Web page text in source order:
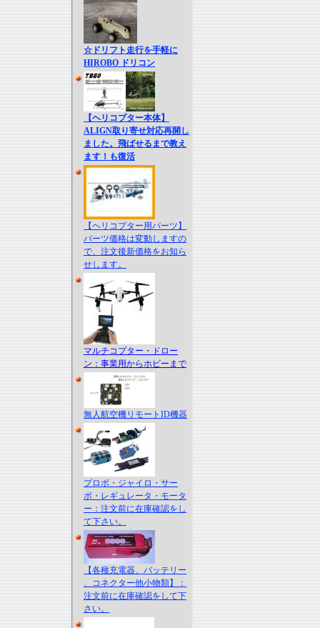
☆ドリフト走行を手軽に
HIROBO ドリコン
【ヘリコプター本体】
ALIGN取り寄せ対応再開し
ました。飛ばせるまで教え
ます！も復活
【ヘリコプター用パーツ】
パーツ価格は変動しますの
で、注文後新価格をお知ら
せします。
マルチコプター・ドロー
ン：事業用からホビーまで
無人航空機リモートID機器
プロポ・ジャイロ・サー
ボ・レギュレータ・モータ
ー：注文前に在庫確認をし
て下さい。
【各種充電器、バッテリー
、コネクター他小物類】：
注文前に在庫確認をして下
さい。